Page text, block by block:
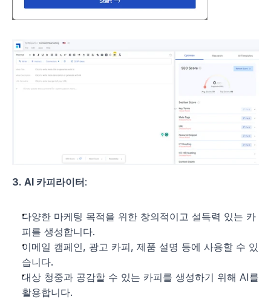
3. AI 카피라이터:
다양한 마케팅 목적을 위한 창의적이고 설득력 있는 카
피를 생성합니다.
이메일 캠페인, 광고 카피, 제품 설명 등에 사용할 수 있
습니다.
대상 청중과 공감할 수 있는 카피를 생성하기 위해 AI를
활용합니다.